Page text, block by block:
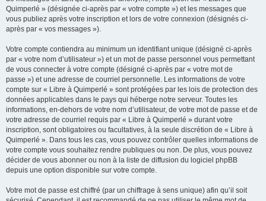
Quimperlé » (désignée ci-après par « votre compte ») et les messages que
vous publiez après votre inscription et lors de votre connexion (désignés ci-
après par « vos messages »).
Votre compte contiendra au minimum un identifiant unique (désigné ci-après
par « votre nom d’utilisateur ») et un mot de passe personnel vous permettant
de vous connecter à votre compte (désigné ci-après par « votre mot de
passe ») et une adresse de courriel personnelle. Les informations de votre
compte sur « Libre à Quimperlé » sont protégées par les lois de protection des
données applicables dans le pays qui héberge notre serveur. Toutes les
informations, en-dehors de votre nom d’utilisateur, de votre mot de passe et de
votre adresse de courriel requis par « Libre à Quimperlé » durant votre
inscription, sont obligatoires ou facultatives, à la seule discrétion de « Libre à
Quimperlé ». Dans tous les cas, vous pouvez contrôler quelles informations de
votre compte vous souhaitez rendre publiques ou non. De plus, vous pouvez
décider de vous abonner ou non à la liste de diffusion du logiciel phpBB
depuis une option disponible sur votre compte.
Votre mot de passe est chiffré (par un chiffrage à sens unique) afin qu’il soit